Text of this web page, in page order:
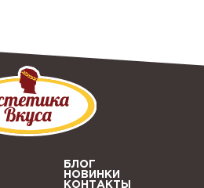
БЛОГ
НОВИНКИ
КОНТАКТЫ